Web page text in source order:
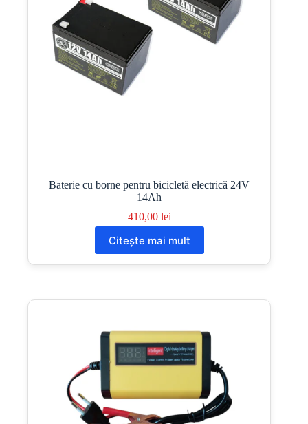
Baterie cu borne pentru bicicletă electrică 24V
14Ah
410,00 lei
Citește mai mult